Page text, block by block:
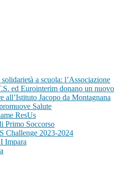
solidarietà a scuola: l’Associazione
ed Eurointerim donano un nuovo
all’Istituto Jacopo da Montagnana
Salute
ResUs
Primo Soccorso
Challenge 2023-2024
Impara